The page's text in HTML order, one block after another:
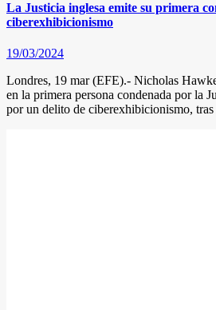
La Justicia inglesa emite su primera
ciberexhibicionismo
19/03/2024
Londres, 19 mar (EFE).- Nicholas
en la primera persona condenada por la
por un delito de ciberexhibicionismo,